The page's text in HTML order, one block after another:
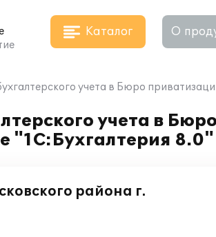
Каталог О
учета в Бюро
учета в
"1С:Бухгалтерия 8.0"
района г.